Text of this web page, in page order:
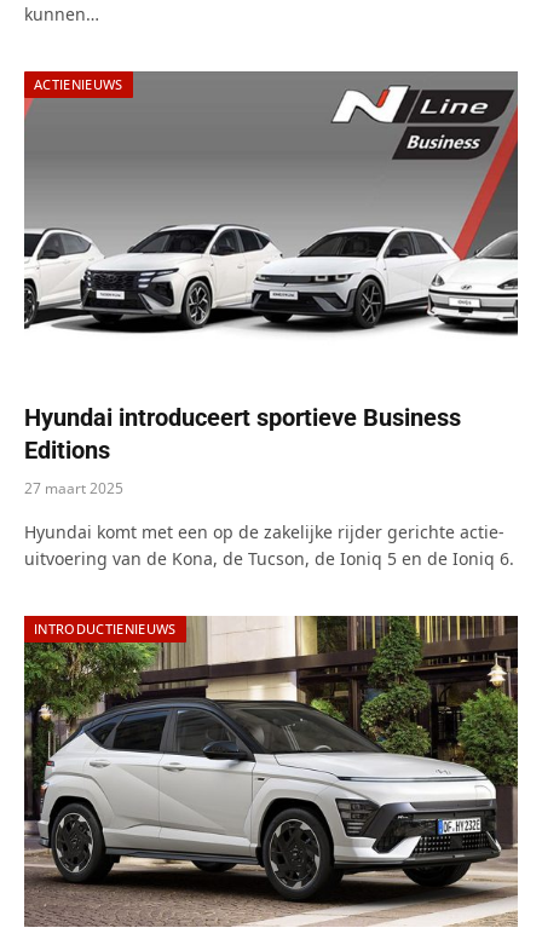
kunnen…
ACTIENIEUWS
Hyundai introduceert sportieve Business
Editions
27 maart 2025
Hyundai komt met een op de zakelijke rijder gerichte actie-
uitvoering van de Kona, de Tucson, de Ioniq 5 en de Ioniq 6.
INTRODUCTIENIEUWS